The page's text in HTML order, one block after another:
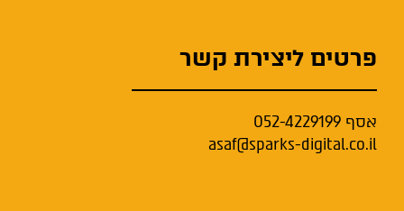
פרטים ליצירת קשר
אסף 052-4229199
asaf@sparks-digital.co.il